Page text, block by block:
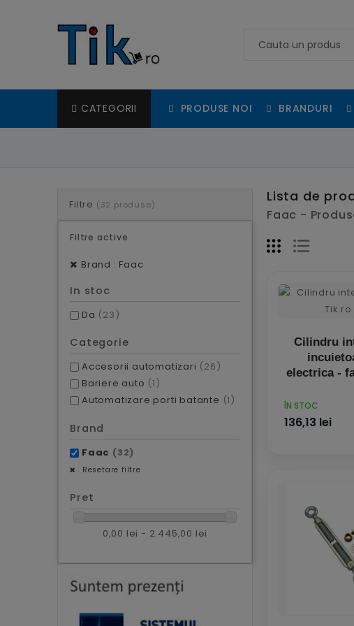
CATEGORII PRODUSE NOI BRANDURI
Filtre (32 produse)
Filtre active
Brand : Faac
In stoc
Da (23)
Categorie
Accesorii automatizari (26)
Bariere auto (1)
Automatizare porti batante (1)
Brand
Faac (32)
Resetare filtre
Pret
0,00 lei - 2.445,00 lei
Lista de
Faac -
Cilindru
electrica -
PRET
ÎN STOC
136,13 lei